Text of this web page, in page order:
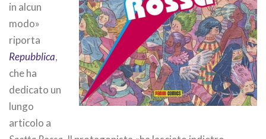
in alcun
modo»
riporta
Repubblica,
che ha
dedicato un
lungo
articolo a